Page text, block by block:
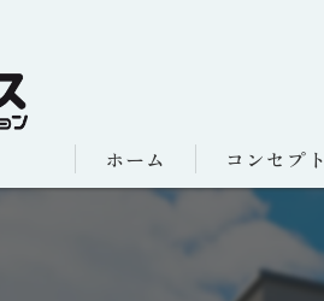
ホーム コンセプト